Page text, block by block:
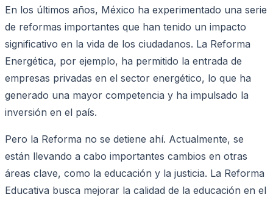
En los últimos años, México ha experimentado una serie
de reformas importantes que han tenido un impacto
significativo en la vida de los ciudadanos. La Reforma
Energética, por ejemplo, ha permitido la entrada de
empresas privadas en el sector energético, lo que ha
generado una mayor competencia y ha impulsado la
inversión en el país.
Pero la Reforma no se detiene ahí. Actualmente, se
están llevando a cabo importantes cambios en otras
áreas clave, como la educación y la justicia. La Reforma
Educativa busca mejorar la calidad de la educación en el